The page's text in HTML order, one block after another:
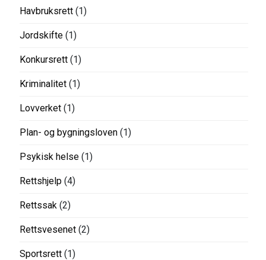
Havbruksrett (1)
Jordskifte (1)
Konkursrett (1)
Kriminalitet (1)
Lovverket (1)
Plan- og bygningsloven (1)
Psykisk helse (1)
Rettshjelp (4)
Rettssak (2)
Rettsvesenet (2)
Sportsrett (1)